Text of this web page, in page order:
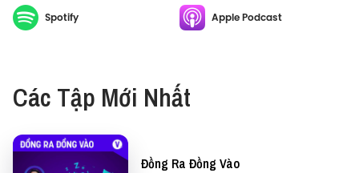
em Hiển, để xem xem có điều gì thú vị hay còn chưa
được bật mí nhé!
Spotify Apple Podcast
Các Tập Mới Nhất
Đồng Ra Đồng Vào